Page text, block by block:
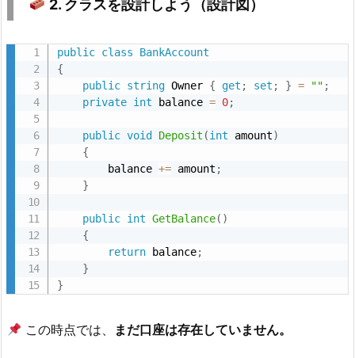
ら
え
て
み
よ
う
3.
2.
ク
ラ
ス
を
設
し
2. クラスを設計しよう（設計図）
public class
BankAccount
{
public string Owner { get ; set ; } = "" ;
private int balance = 0;
public void Deposit (int amount)
{
        balance
+= amount ;
}
public int GetBalance( )
{
return balance;
}
}
この時点では、 まだ口座は存在していません。